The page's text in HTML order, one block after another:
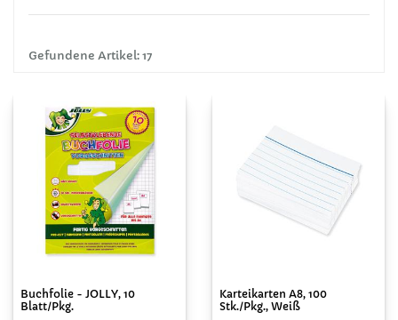
Gefundene Artikel: 17
Buchfolie - JOLLY, 10
Blatt/Pkg.
Karteikarten A8, 100
Stk./Pkg., Weiß